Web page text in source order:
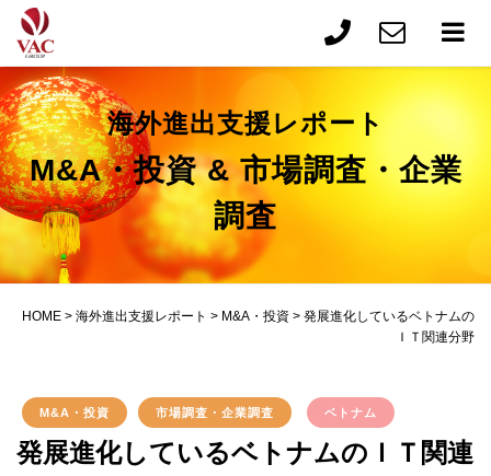
海外進出支援レポート
M&A・投資 & 市場調査・企業
調査
HOME > 海外進出支援レポート > M&A・投資 > 発展進化しているベトナムの
ＩＴ関連分野
M&A・投資 市場調査・企業調査 ベトナム
発展進化しているベトナムのＩＴ関連